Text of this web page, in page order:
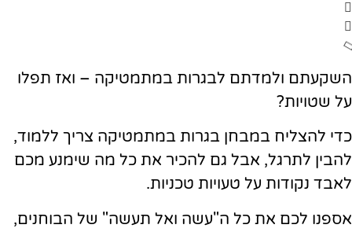
השקעתם ולמדתם לבגרות במתמטיקה – ואז תפלו
על שטויות?
כדי להצליח במבחן בגרות במתמטיקה צריך ללמוד,
להבין לתרגל, אבל גם להכיר את כל מה שימנע מכם
לאבד נקודות על טעויות טכניות.
אספנו לכם את כל ה"עשה ואל תעשה" של הבוחנים,